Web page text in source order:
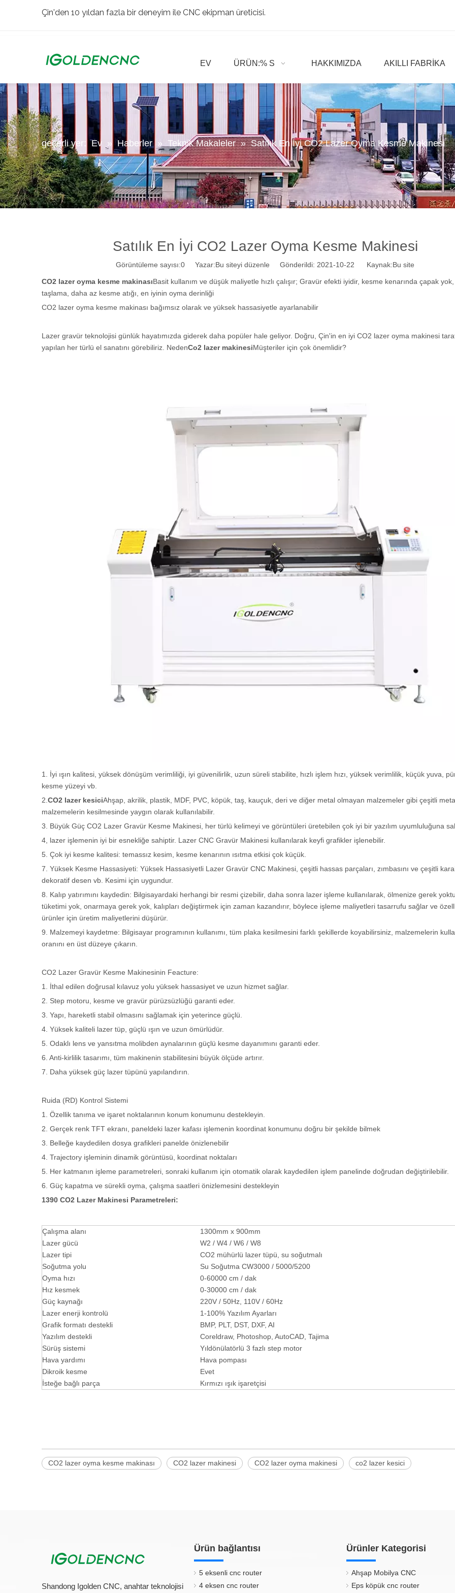
Çin'den 10 yıldan fazla bir deneyim ile CNC ekipman üreticisi.
EV ÜRÜN:% S HAKKIMIZDA AKILLI FABRIKA
geçerli yer: Ev » Haberler » Teknik Makaleler » Satılık En İyi CO2 Lazer Oyma Kesme Makinesi
Satılık En İyi CO2 Lazer Oyma Kesme Makinesi
Görüntüleme sayısı:0 Yazar:Bu siteyi düzenle Gönderildi: 2021-10-22 Kaynak:Bu site
CO2 lazer oyma kesme makinasıBasit kullanım ve düşük maliyetle hızlı çalışır; Gravür efekti iyidir, kesme kenarında çapak
taşlama, daha az kesme atığı, en iyinin oyma derinliği
CO2 lazer oyma kesme makinası bağımsız olarak ve yüksek hassasiyetle ayarlanabilir
Lazer gravür teknolojisi günlük hayatımızda giderek daha popüler hale geliyor. Doğru, Çin'in en iyi CO2 lazer oyma makinesi
yapılan her türlü el sanatını görebiliriz. NedenCo2 lazer makinesiMüşteriler için çok önemlidir?
1. İyi ışın kalitesi, yüksek dönüşüm verimliliği, iyi güvenilirlik, uzun süreli stabilite, hızlı işlem hızı, yüksek verimlilik, küçük yuva,
kesme yüzeyi vb.
2. CO2 lazer kesiciAhşap, akrilik, plastik, MDF, PVC, köpük, taş, kauçuk, deri ve diğer metal olmayan malzemeler gibi çeşitli
malzemelerin kesilmesinde yaygın olarak kullanılabilir.
3. Büyük Güç CO2 Lazer Gravür Kesme Makinesi, her türlü kelimeyi ve görüntüleri üretebilen çok iyi bir yazılım uyumluluğuna
4, lazer işlemenin iyi bir esnekliğe sahiptir. Lazer CNC Gravür Makinesi kullanılarak keyfi grafikler işlenebilir.
5. Çok iyi kesme kalitesi: temassız kesim, kesme kenarının ısıtma etkisi çok küçük.
7. Yüksek Kesme Hassasiyeti: Yüksek Hassasiyetli Lazer Gravür CNC Makinesi, çeşitli hassas parçaları, zımbasını ve çeşitli
dekoratif desen vb. Kesimi için uygundur.
8. Kalıp yatırımını kaydedin: Bilgisayardaki herhangi bir resmi çizebilir, daha sonra lazer işleme kullanılarak, ölmenize gerek
tüketimi yok, onarmaya gerek yok, kalıpları değiştirmek için zaman kazandırır, böylece işleme maliyetleri tasarrufu sağlar ve
ürünler için üretim maliyetlerini düşürür.
9. Malzemeyi kaydetme: Bilgisayar programının kullanımı, tüm plaka kesilmesini farklı şekillerde koyabilirsiniz, malzemelerin
oranını en üst düzeye çıkarın.
CO2 Lazer Gravür Kesme Makinesinin Feacture:
1. İthal edilen doğrusal kılavuz yolu yüksek hassasiyet ve uzun hizmet sağlar.
2. Step motoru, kesme ve gravür pürüzsüzlüğü garanti eder.
3. Yapı, hareketli stabil olmasını sağlamak için yeterince güçlü.
4. Yüksek kaliteli lazer tüp, güçlü ışın ve uzun ömürlüdür.
5. Odaklı lens ve yansıtma molibden aynalarının güçlü kesme dayanımını garanti eder.
6. Anti-kirlilik tasarımı, tüm makinenin stabilitesini büyük ölçüde artırır.
7. Daha yüksek güç lazer tüpünü yapılandırın.
Ruida (RD) Kontrol Sistemi
1. Özellik tanıma ve işaret noktalarının konum konumunu destekleyin.
2. Gerçek renk TFT ekranı, paneldeki lazer kafası işlemenin koordinat konumunu doğru bir şekilde bilmek
3. Belleğe kaydedilen dosya grafikleri panelde önizlenebilir
4. Trajectory işleminin dinamik görüntüsü, koordinat noktaları
5. Her katmanın işleme parametreleri, sonraki kullanım için otomatik olarak kaydedilen işlem panelinde doğrudan değiştirilebilir.
6. Güç kapatma ve sürekli oyma, çalışma saatleri önizlemesini destekleyin
1390 CO2 Lazer Makinesi Parametreleri:
Çalışma alanı
1300mm x 900mm
Lazer gücü
W2 / W4 / W6 / W8
Lazer tipi
CO2 mühürlü lazer tüpü, su soğutmalı
Soğutma yolu
Su Soğutma CW3000 / 5000/5200
Oyma hızı
0-60000 cm / dak
Hız kesmek
0-30000 cm / dak
Güç kaynağı
220V / 50Hz, 110V / 60Hz
Lazer enerji kontrolü
1-100% Yazılım Ayarları
Grafik formatı destekli
BMP, PLT, DST, DXF, AI
Yazılım destekli
Coreldraw, Photoshop, AutoCAD, Tajima
Sürüş sistemi
Yıldönülatörlü 3 fazlı step motor
Hava yardımı
Hava pompası
Dikroik kesme
Evet
İsteğe bağlı parça
Kırmızı ışık işaretçisi
CO2 lazer oyma kesme makinası CO2 lazer makinesi CO2 lazer oyma makinesi co2 lazer kesici
Shandong Igolden CNC, anahtar teknolojisi
Ürün bağlantısı
5 eksenli cnc router
4 eksen cnc router
Ürünler Kategorisi
Ahşap Mobilya CNC
Eps köpük cnc router